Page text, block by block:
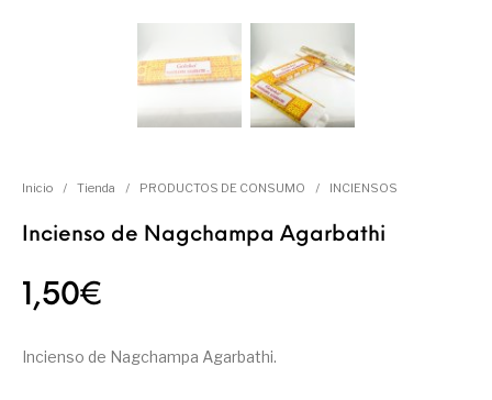
CONSUMO
Inicio / Tienda / PRODUCTOS DE CONSUMO / INCIENSOS
Incienso de Nagchampa Agarbathi
1,50€
Incienso de Nagchampa Agarbathi.